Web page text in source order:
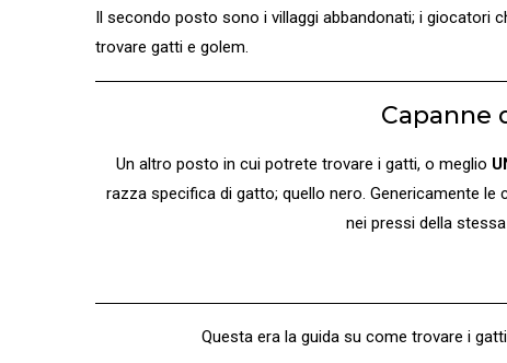
Il secondo posto sono i villaggi abbandonati; i giocatori
trovare gatti e golem.
Capanne
Un altro posto in cui potrete trovare i gatti, o meglio
razza specifica di gatto; quello nero. Genericamente
nei pressi della
Questa era la guida su come trovare i